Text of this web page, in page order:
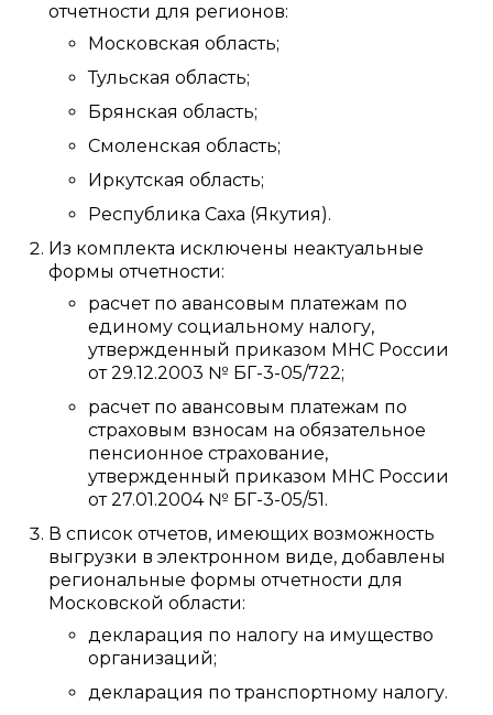
отчетности для регионов:
Московская область;
Тульская область;
Брянская область;
Смоленская область;
Иркутская область;
Республика Саха (Якутия).
Из комплекта исключены неактуальные
формы отчетности:
расчет по авансовым платежам по
единому социальному налогу,
утвержденный приказом МНС России
от 29.12.2003 № БГ-3-05/722;
расчет по авансовым платежам по
страховым взносам на обязательное
пенсионное страхование,
утвержденный приказом МНС России
от 27.01.2004 № БГ-3-05/51.
В список отчетов, имеющих возможность
выгрузки в электронном виде, добавлены
региональные формы отчетности для
Московской области:
декларация по налогу на имущество
организаций;
декларация по транспортному налогу.